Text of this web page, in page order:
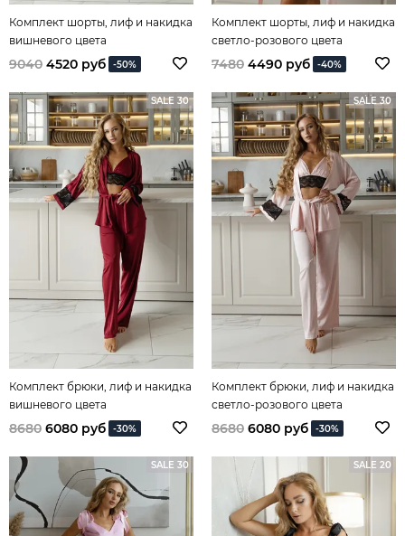
Комплект шорты, лиф и накидка
вишневого цвета
9040 4520 руб -50%
Комплект шорты, лиф и накидка
светло-розового цвета
7480 4490 руб -40%
SALE 30
Комплект брюки, лиф и накидка
вишневого цвета
8680 6080 руб -30%
SALE 30
Комплект брюки, лиф и накидка
светло-розового цвета
8680 6080 руб -30%
SALE 30 SALE 20